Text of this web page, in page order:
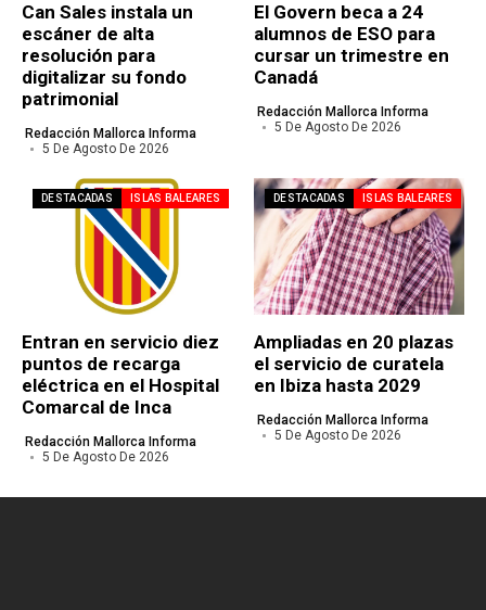
Can Sales instala un
escáner de alta
resolución para
digitalizar su fondo
patrimonial
Redacción Mallorca Informa
5 De Agosto De 2026
El Govern beca a 24
alumnos de ESO para
cursar un trimestre en
Canadá
Redacción Mallorca Informa
5 De Agosto De 2026
DESTACADAS ISLAS BALEARES
Entran en servicio diez
puntos de recarga
eléctrica en el Hospital
Comarcal de Inca
Redacción Mallorca Informa
5 De Agosto De 2026
DESTACADAS ISLAS BALEARES
Ampliadas en 20 plazas
el servicio de curatela
en Ibiza hasta 2029
Redacción Mallorca Informa
5 De Agosto De 2026